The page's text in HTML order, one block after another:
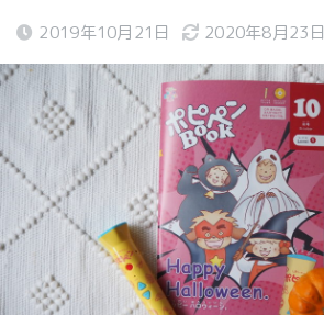
2019年10月21日 2020年8月23日